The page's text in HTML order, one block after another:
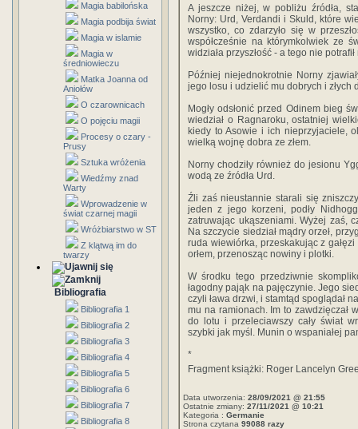
Magia babilońska
Magia podbija świat
Magia w islamie
Magia w
średniowieczu
Matka Joanna od
Aniołów
O czarownicach
O pojęciu magii
Procesy o czary -
Prusy
Sztuka wróżenia
Wiedźmy znad
Warty
Wprowadzenie w
świat czarnej magii
Wróżbiarstwo w ST
Z klątwą im do
twarzy
Bibliografia
Bibliografia 1
Bibliografia 2
Bibliografia 3
Bibliografia 4
Bibliografia 5
Bibliografia 6
Bibliografia 7
Bibliografia 8
A jeszcze niżej, w pobliżu źródła,
Norny: Urd, Verdandi i Skuld, które
wszystko, co zdarzyło się w
współcześnie na którymkolwiek ze
widziała przyszłość - a tego nie
Później niejednokrotnie Norny
jego losu i udzielić mu dobrych i złych
Mogły odsłonić przed Odinem bieg
wiedział o Ragnaroku, ostatniej
kiedy to Asowie i ich nieprzyjaciele,
wielką wojnę dobra ze złem.
Norny chodziły również do jesionu
wodą ze źródła Urd.
Źli zaś nieustannie starali się
jeden z jego korzeni, podły
zatruwając ukąszeniami. Wyżej zaś,
Na szczycie siedział mądry orzeł,
ruda wiewiórka, przeskakując z
orłem, przenosząc nowiny i plotki.
W środku tego przedziwnie
łagodny pająk na pajęczynie. Jego
czyli ława drzwi, i stamtąd spoglądał
mu na ramionach. Im to zawdzięczał
do lotu i przeleciawszy cały świat
szybki jak myśl. Munin o wspaniałej
*
Fragment książki: Roger Lancelyn
Data utworzenia: 28/09/2021 @ 21:55
Ostatnie zmiany: 27/11/2021 @ 10:21
Kategoria : Germanie
Strona czytana 99088 razy